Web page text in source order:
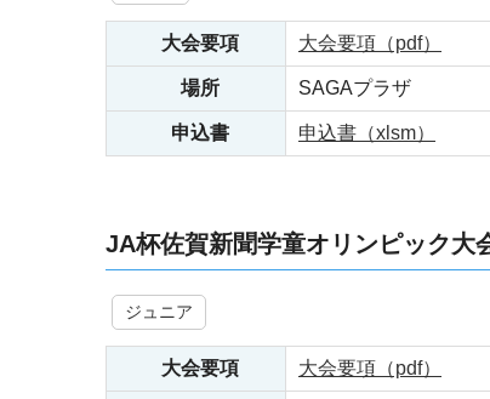
大会要項 大会要項（pdf）
場所 SAGAプラザ
申込書 申込書（xlsm）
JA杯佐賀新聞学童オリンピック大
ジュニア
大会要項 大会要項（pdf）